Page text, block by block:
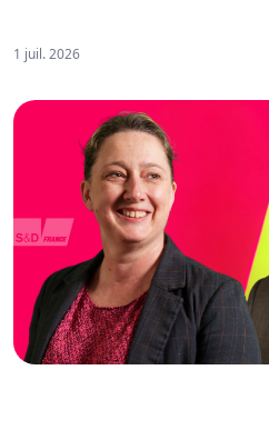
1 juil. 2026